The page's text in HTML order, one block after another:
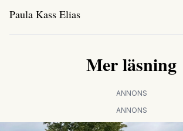
Paula Kass Elias
Mer läsning
ANNONS
ANNONS